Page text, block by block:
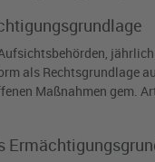
als Rechtsgrundlage
Maßnahmen gem.